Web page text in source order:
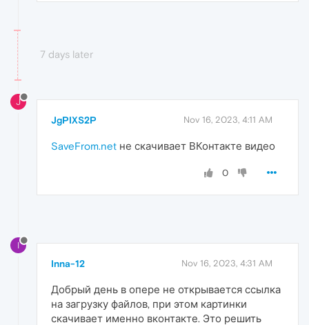
7 days later
J
JgPIXS2P Nov 16, 2023, 4:11 AM
SaveFrom.net не скачивает ВКонтакте видео
0
I
Inna-12 Nov 16, 2023, 4:31 AM
Добрый день в опере не открывается ссылка
на загрузку файлов, при этом картинки
скачивает именно вконтакте. Это решить